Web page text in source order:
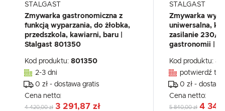
STALGAST
Zmywarka gastronomiczna z
funkcją wyparzania, do żłobka,
przedszkola, kawiarni, baru |
Stalgast 801350
Kod produktu: 801350
2-3 dni
0 zł - dostawa gratis
Cena netto:
4 420,00 zł 3 291,87 zł
STALGAST
Zmywarka
uniwersalna,
zasilanie 230/
gastronomii |
Kod produktu:
potwierdź
0 zł -
Cena netto:
5 840,00 zł 4